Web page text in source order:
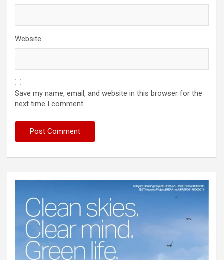
Website
Save my name, email, and website in this browser for the
next time I comment.